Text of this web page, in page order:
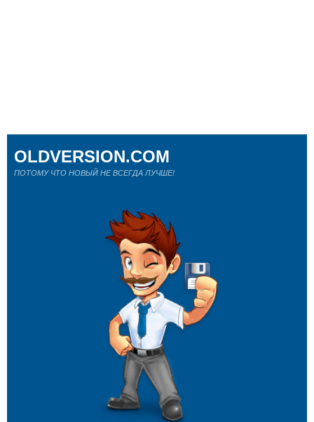
OLDVERSION.COM
ПОТОМУ ЧТО НОВЫЙ НЕ ВСЕГДА ЛУЧШЕ!